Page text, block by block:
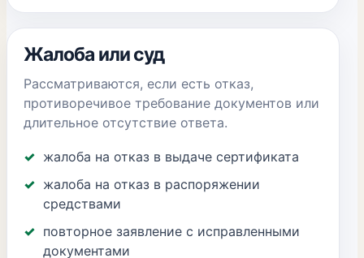
Жалоба или суд
Рассматриваются, если есть отказ,
противоречивое требование документов или
длительное отсутствие ответа.
жалоба на отказ в выдаче сертификата
жалоба на отказ в распоряжении
средствами
повторное заявление с исправленными
документами